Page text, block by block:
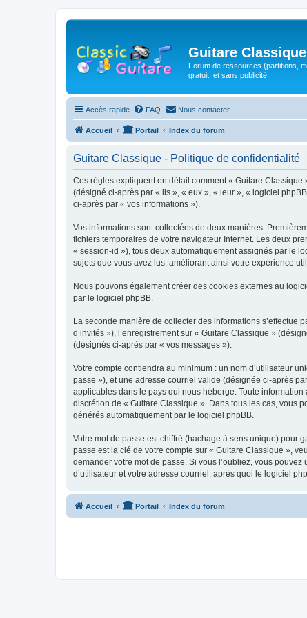
Guitare Classique
Forum de ressources (partitions,
gratuit, et sans publicité.
Accès rapide FAQ Nous contacter
Accueil Portail Index du forum
Guitare Classique - Politique de confidentialité
Ces règles expliquent en détail comment « Guitare
(désigné ci-après par « ils », « eux », « leur », « logiciel
ci-après par « vos informations »).
Vos informations sont collectées de deux manières.
fichiers temporaires de votre navigateur Internet. Les deux
« session-id »), tous deux automatiquement assignés par le
sujets que vous avez lus, améliorant ainsi votre expérience
Nous pouvons également créer des cookies externes au
par le logiciel phpBB.
La seconde manière de collecter des informations s’effectue
d’invités »), l’enregistrement sur « Guitare Classique »
(désignés ci-après par « vos messages »).
Votre compte contiendra au minimum : un nom d’utilisateur
passe »), et une adresse courriel valide (désignée ci-après
applicables dans le pays qui nous héberge. Toute
discrétion de « Guitare Classique ». Dans tous les cas, vous
générés automatiquement par le logiciel phpBB.
Votre mot de passe est chiffré (hachage à sens unique) pour
passe est la clé de votre compte sur « Guitare Classique »,
demander votre mot de passe. Si vous l’oubliez, vous
d’utilisateur et votre adresse courriel, après quoi le logiciel
Accueil Portail Index du forum